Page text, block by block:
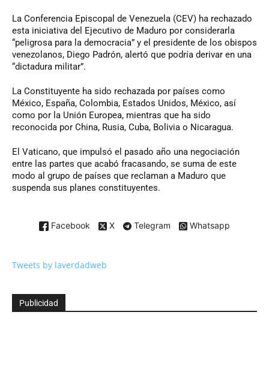
La Conferencia Episcopal de Venezuela (CEV) ha rechazado
esta iniciativa del Ejecutivo de Maduro por considerarla
“peligrosa para la democracia” y el presidente de los obispos
venezolanos, Diego Padrón, alertó que podría derivar en una
“dictadura militar”.
La Constituyente ha sido rechazada por países como
México, España, Colombia, Estados Unidos, México, así
como por la Unión Europea, mientras que ha sido
reconocida por China, Rusia, Cuba, Bolivia o Nicaragua.
El Vaticano, que impulsó el pasado año una negociación
entre las partes que acabó fracasando, se suma de este
modo al grupo de países que reclaman a Maduro que
suspenda sus planes constituyentes.
Facebook X Telegram Whatsapp
Tweets by laverdadweb
Publicidad